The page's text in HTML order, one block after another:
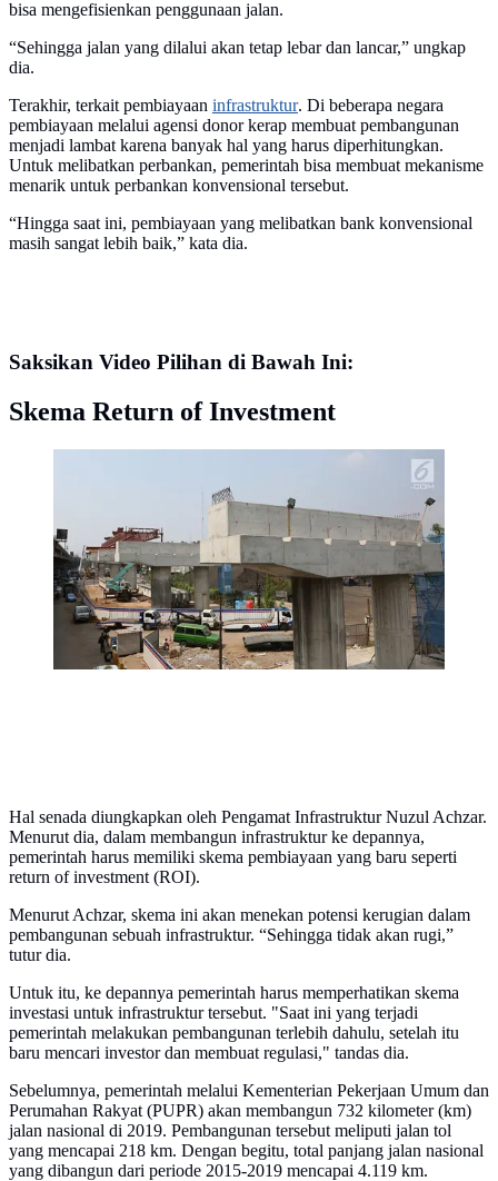
bisa mengefisienkan penggunaan jalan.
“Sehingga jalan yang dilalui akan tetap lebar dan lancar,” ungkap
dia.
Terakhir, terkait pembiayaan infrastruktur. Di beberapa negara
pembiayaan melalui agensi donor kerap membuat pembangunan
menjadi lambat karena banyak hal yang harus diperhitungkan.
Untuk melibatkan perbankan, pemerintah bisa membuat mekanisme
menarik untuk perbankan konvensional tersebut.
“Hingga saat ini, pembiayaan yang melibatkan bank konvensional
masih sangat lebih baik,” kata dia.
Saksikan Video Pilihan di Bawah Ini:
Skema Return of Investment
Suasana proyek pembangunan tol Bekasi-Cawang-
Kampung Melayu (Becakayu) di Jalan DI Panjaitan,
Jakarta Timur, Kamis (25/10). Proyek yang masih terus
berlangsung ini dikerjakan sebagai upaya untuk
menambah infrastruktur di ibu kota
(Merdeka.com/Imam Buhori)
Hal senada diungkapkan oleh Pengamat Infrastruktur Nuzul Achzar.
Menurut dia, dalam membangun infrastruktur ke depannya,
pemerintah harus memiliki skema pembiayaan yang baru seperti
return of investment (ROI).
Menurut Achzar, skema ini akan menekan potensi kerugian dalam
pembangunan sebuah infrastruktur. “Sehingga tidak akan rugi,”
tutur dia.
Untuk itu, ke depannya pemerintah harus memperhatikan skema
investasi untuk infrastruktur tersebut. "Saat ini yang terjadi
pemerintah melakukan pembangunan terlebih dahulu, setelah itu
baru mencari investor dan membuat regulasi," tandas dia.
Sebelumnya, pemerintah melalui Kementerian Pekerjaan Umum dan
Perumahan Rakyat (PUPR) akan membangun 732 kilometer (km)
jalan nasional di 2019. Pembangunan tersebut meliputi jalan tol
yang mencapai 218 km. Dengan begitu, total panjang jalan nasional
yang dibangun dari periode 2015-2019 mencapai 4.119 km.